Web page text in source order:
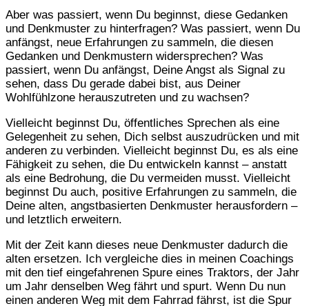
Aber was passiert, wenn Du beginnst, diese Gedanken
und Denkmuster zu hinterfragen? Was passiert, wenn Du
anfängst, neue Erfahrungen zu sammeln, die diesen
Gedanken und Denkmustern widersprechen? Was
passiert, wenn Du anfängst, Deine Angst als Signal zu
sehen, dass Du gerade dabei bist, aus Deiner
Wohlfühlzone herauszutreten und zu wachsen?
Vielleicht beginnst Du, öffentliches Sprechen als eine
Gelegenheit zu sehen, Dich selbst auszudrücken und mit
anderen zu verbinden. Vielleicht beginnst Du, es als eine
Fähigkeit zu sehen, die Du entwickeln kannst – anstatt
als eine Bedrohung, die Du vermeiden musst. Vielleicht
beginnst Du auch, positive Erfahrungen zu sammeln, die
Deine alten, angstbasierten Denkmuster herausfordern –
und letztlich erweitern.
Mit der Zeit kann dieses neue Denkmuster dadurch die
alten ersetzen. Ich vergleiche dies in meinen Coachings
mit den tief eingefahrenen Spure eines Traktors, der Jahr
um Jahr denselben Weg fährt und spurt. Wenn Du nun
einen anderen Weg mit dem Fahrrad fährst, ist die Spur